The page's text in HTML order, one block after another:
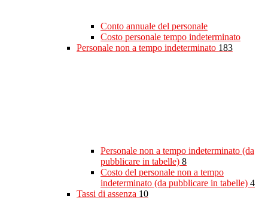
Conto annuale del personale
Costo personale tempo indeterminato
Personale non a tempo indeterminato 183
Personale non a tempo indeterminato (da
pubblicare in tabelle) 8
Costo del personale non a tempo
indeterminato (da pubblicare in tabelle) 4
Tassi di assenza 10